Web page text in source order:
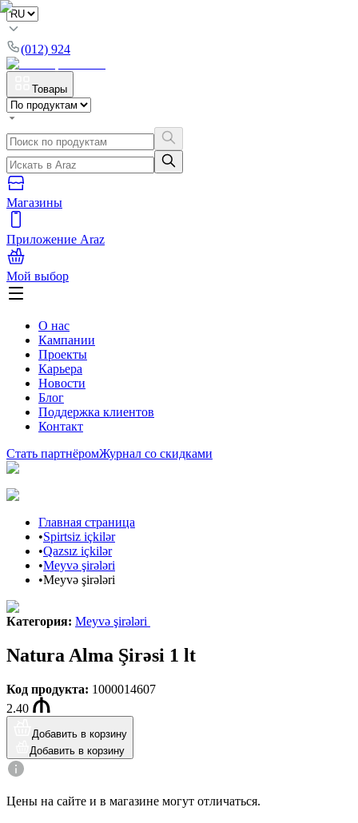
(012) 924
Товары
Магазины
Приложение Araz
Мой выбор
О нас
Кампании
Проекты
Карьера
Новости
Блог
Поддержка клиентов
Контакт
Стать партнёромЖурнал со скидками
Главная страница
•Spirtsiz içkilər
•Qazsız içkilər
•Meyvə şirələri
•Meyvə şirələri
Категория: Meyvə şirələri
Natura Alma Şirəsi 1 lt
Код продукта: 1000014607
2.40
Добавить в корзину
Добавить в корзину
Цены на сайте и в магазине могут отличаться.